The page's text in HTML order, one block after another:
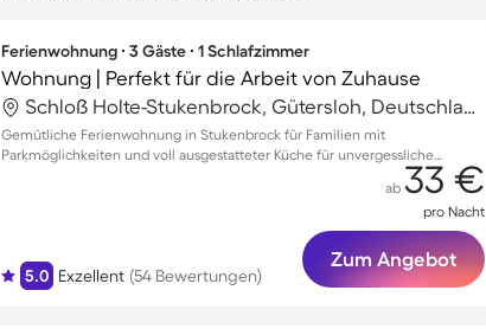
Ferienwohnung ∙ 3 Gäste ∙ 1 Schlafzimmer
Wohnung | Perfekt für die Arbeit von Zuhause
Schloß Holte-Stukenbrock, Gütersloh, Deutschland
Gemütliche Ferienwohnung in Stukenbrock für Familien mit
Parkmöglichkeiten und voll ausgestatteter Küche für unvergessliche
5.0 Exzellent (54 Bewertungen)
ab 33 €
pro Nacht
Zum Angebot